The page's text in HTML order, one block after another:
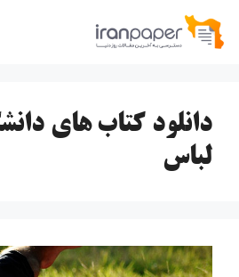
پرش
دانلود کتاب های
لباس